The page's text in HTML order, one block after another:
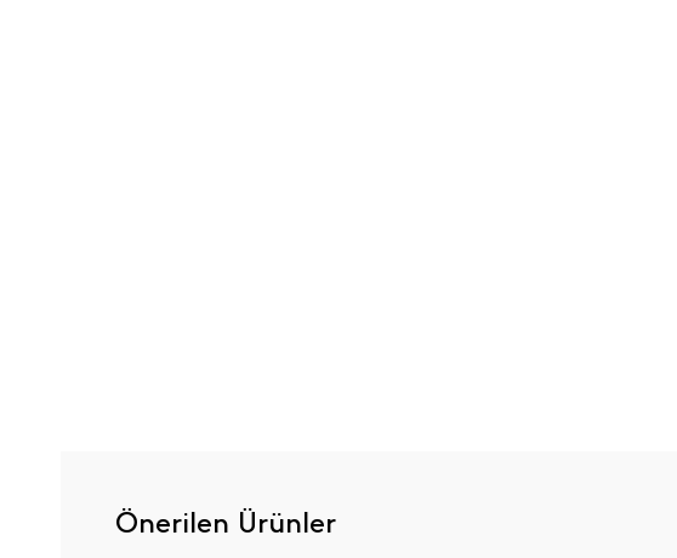
Önerilen Ürünler